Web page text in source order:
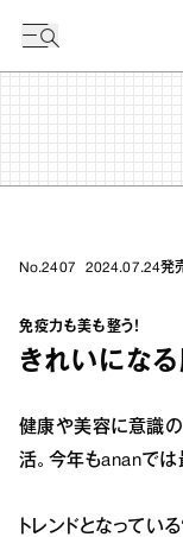
No.2407 2024.07.24発
免疫力も美も整う！
きれいにな
健康や美容に意識の
活。今年もananで
トレンドとなってい